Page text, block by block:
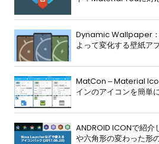
Dynamic Wallpaper：
よって変化する壁紙ア
MatCon – Material
インのアイコンを簡単
ANDROID ICONで紹
や六角形の変わった形